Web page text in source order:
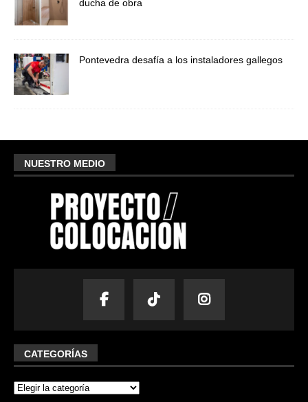
ducha de obra
Pontevedra desafía a los instaladores gallegos
NUESTRO MEDIO
CATEGORÍAS